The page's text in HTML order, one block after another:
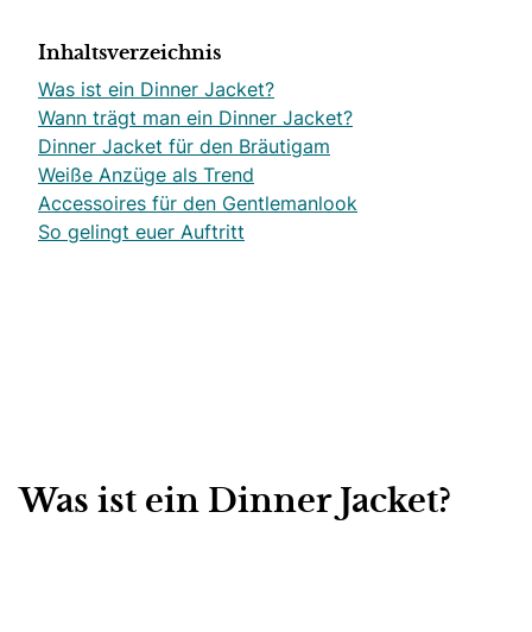
Inhaltsverzeichnis
Was ist ein Dinner Jacket?
Wann trägt man ein Dinner Jacket?
Dinner Jacket für den Bräutigam
Weiße Anzüge als Trend
Accessoires für den Gentlemanlook
So gelingt euer Auftritt
Was ist ein Dinner Jacket?